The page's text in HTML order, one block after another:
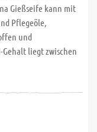
Gießseife kann mit
Pflegeöle,
und
liegt zwischen